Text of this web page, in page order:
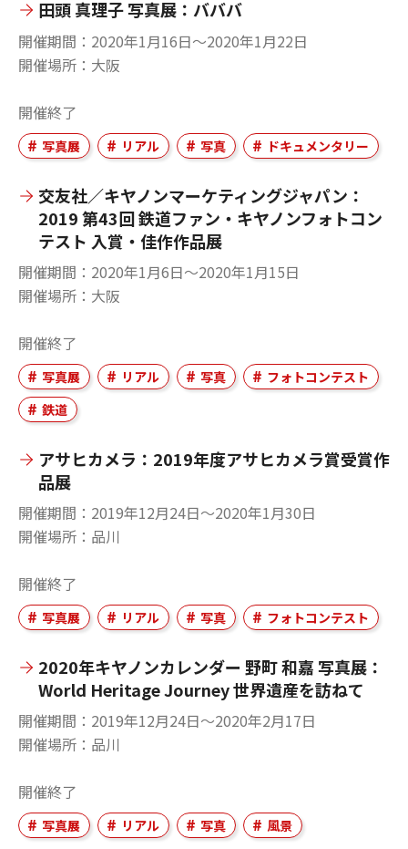
田頭 真理子 写真展：バババ
開催期間
2020年1月16日〜2020年1月22日
開催場所
大阪
開催終了
写真展 リアル 写真 ドキュメンタリー
交友社／キヤノンマーケティングジャパン：
2019 第43回 鉄道ファン・キヤノンフォトコン
テスト 入賞・佳作作品展
開催期間
2020年1月6日〜2020年1月15日
開催場所
大阪
開催終了
写真展 リアル 写真
フォトコンテスト
鉄道
アサヒカメラ：2019年度アサヒカメラ賞受賞作
品展
開催期間
2019年12月24日〜2020年1月30日
開催場所
品川
開催終了
写真展 リアル 写真 フォトコンテスト
2020年キヤノンカレンダー 野町 和嘉 写真展：
World Heritage Journey 世界遺産を訪ねて
開催期間
2019年12月24日〜2020年2月17日
開催場所
品川
開催終了
写真展 リアル 写真 風景